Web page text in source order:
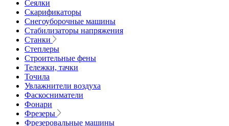
Сеялки
Скарификаторы
Снегоуборочные машины
Стабилизаторы напряжения
Станки
Степлеры
Строительные фены
Тележки, тачки
Точила
Увлажнители воздуха
Фаскосниматели
Фонари
Фрезеры
Фрезеровальные машины